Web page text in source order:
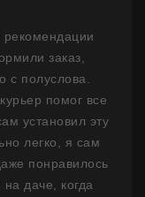
заказ,
с полуслова.
помог все
установил эту
легко, я сам
понравилось
даче, когда